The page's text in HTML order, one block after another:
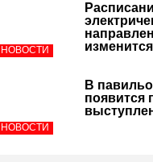
НОВОСТИ
НОВОСТИ
В
появится